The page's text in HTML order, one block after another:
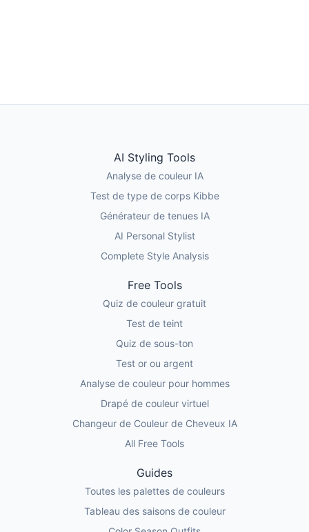
AI Styling Tools
Analyse de couleur IA
Test de type de corps Kibbe
Générateur de tenues IA
AI Personal Stylist
Complete Style Analysis
Free Tools
Quiz de couleur gratuit
Test de teint
Quiz de sous-ton
Test or ou argent
Analyse de couleur pour hommes
Drapé de couleur virtuel
Changeur de Couleur de Cheveux IA
All Free Tools
Guides
Toutes les palettes de couleurs
Tableau des saisons de couleur